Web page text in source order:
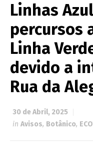
Linhas
percursos
Linha
devido a
Rua da
30 de Abril, 2025
in Avisos, Botânico,